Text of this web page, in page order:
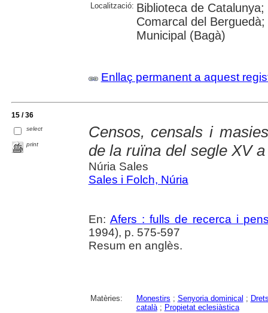
Localització: Biblioteca de
Comarcal del
Municipal (Bagà)
Enllaç permanent a aquest
15 / 36
select
print
Censos, censals i
de la ruïna del segle XV
Núria Sales
Sales i Folch, Núria
En: Afers : fulls de recerca i
1994), p. 575-597
Resum en anglès.
Matèries: Monestirs ; Senyoria dominical ;
català; Propietat eclesiàstica